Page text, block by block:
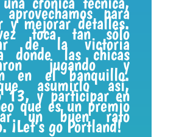
aprovechamos para
y mejorar detalles.
toca tan sólo
de la victoria
donde las chicas
jugando y
en el banquillo.
asumirlo así,
13, y participar en
que es un premio
un buen rato
¡Let’s go Portland!